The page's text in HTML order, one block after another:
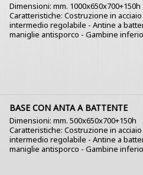
Dimensioni: mm. 1000x650x700+150h
Caratteristiche: Costruzione in
intermedio regolabile - Antine a
maniglie antisporco - Gambine
BASE CON ANTA A BATTENTE
Dimensioni: mm. 500x650x700+150h
Caratteristiche: Costruzione in
intermedio regolabile - Antine a
maniglie antisporco - Gambine